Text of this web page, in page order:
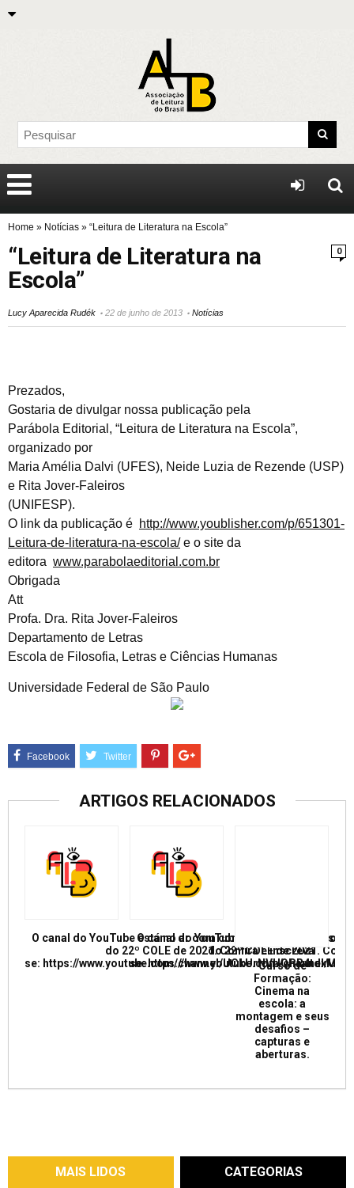
Home » Notícias » “Leitura de Literatura na Escola”
0
“Leitura de Literatura na
Escola”
Lucy Aparecida Rudék 22 de junho de 2013 Notícias
Prezados,
Gostaria de divulgar nossa publicação pela
Parábola Editorial, “Leitura de Literatura na Escola”,
organizado por
Maria Amélia Dalvi (UFES), Neide Luzia de Rezende (USP)
e Rita Jover-Faleiros
(UNIFESP).
O link da publicação é http://www.youblisher.com/p/651301-
Leitura-de-literatura-na-escola/e o site da
editora www.parabolaeditorial.com.br
Obrigada
Att
Profa. Dra. Rita Jover-Faleiros
Departamento de Letras
Escola de Filosofia, Letras e Ciências Humanas
Universidade Federal de São Paulo
ARTIGOS RELACIONADOS
O canal do YouTube está no ar com conferências e mesas
do 22º COLE de 2021. Confira e inscreva
se: https://www.youtube.com/channel/
O canal do YouTube está no ar com
do 22º COLE de 2021.
se: https://www.youtube.com/channel/
Curso de
Formação:
Cinema na
escola: a
montagem e seus
desafios –
capturas e
aberturas.
MAIS LIDOS CATEGORIAS